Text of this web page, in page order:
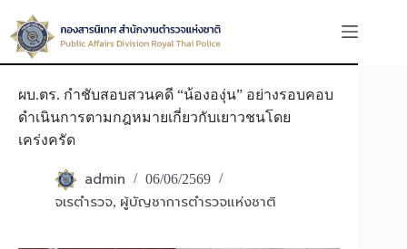
to
content
ผบ.ตร. กำชับสอบสวนคดี “น้ององุ่น” อย่างรอบคอบ
ดำเนินการตามกฎหมายเกี่ยวกับเยาวชนโดย
เคร่งครัด
admin 06/06/2569
จเรตำรวจ, ผู้บัญชาการตำรวจแห่งชาติ